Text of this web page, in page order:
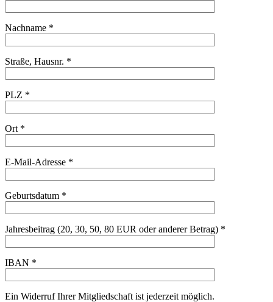
Nachname *
Straße, Hausnr. *
PLZ *
Ort *
E-Mail-Adresse *
Geburtsdatum *
Jahresbeitrag (20, 30, 50, 80 EUR oder anderer Betrag) *
IBAN *
Ein Widerruf Ihrer Mitgliedschaft ist jederzeit möglich.